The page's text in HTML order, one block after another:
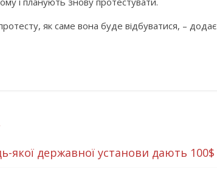
як саме вона буде відбуватися, – додає
якої державної установи дають 100$